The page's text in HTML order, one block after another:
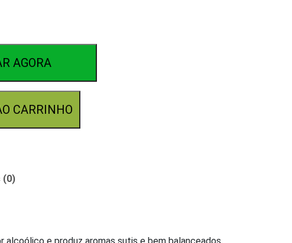
AGORA
CARRINHO
(0)
e produz aromas sutis e bem balanceados.